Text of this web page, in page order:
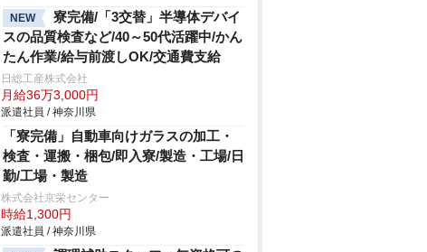
NEW
寮完備/「3交替」半導体デバイ
スの品質検査など/40～50代活躍中/かん
たん作業/給与前渡しOK/交通費支給
日総工産株式会社
月給36万3,000円
派遣社員 / 神奈川県
「寮完備」自動車向けガラスの加工・
検査・運搬・梱包/即入寮/製造・工場/日
勤/工場・製造
株式会社京栄センター
時給1,300円
派遣社員 / 神奈川県